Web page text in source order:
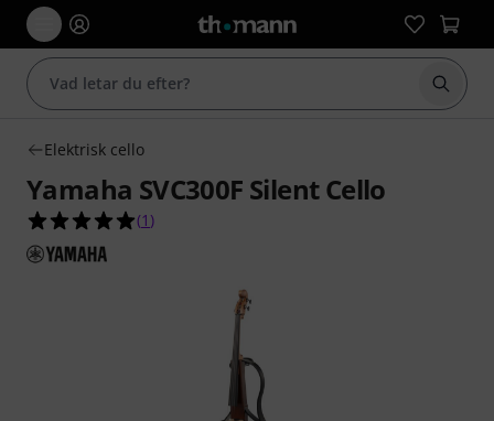
Börja
Elektrisk cello
Yamaha SVC300F Silent Cello
5.0 av 5 stjärnor från 1 kundbetyg
(1 )